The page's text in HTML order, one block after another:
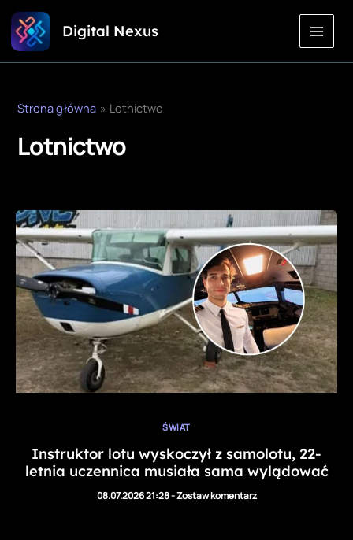
Przejdź
do
treści
Digital Nexus
Strona główna Lotnictwo
Lotnictwo
ŚWIAT
Instruktor lotu wyskoczył z samolotu, 22-
letnia uczennica musiała sama wylądować
08.07.2026 21:28-Zostaw komentarz